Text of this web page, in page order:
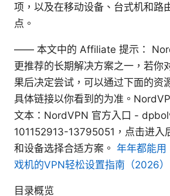
项，以及在移动设备、台式机和路
点。
—— 本文中的 Affiliate 提示：
更推荐的长期解决方案之一，若你
果后决定尝试，可以通过下面的资
具体链接以你看到的为准。
文本：NordVPN 官方入口 -
101152913-13795051，点击进入
和设备选择合适方案。 年年都能
戏机的VPN轻松设置指南（2026）
目录概览